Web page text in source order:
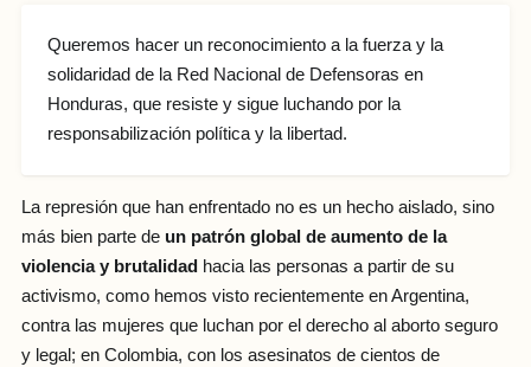
Queremos hacer un reconocimiento a la fuerza y la
solidaridad de la Red Nacional de Defensoras en
Honduras, que resiste y sigue luchando por la
responsabilización política y la libertad.
La represión que han enfrentado no es un hecho aislado, sino
más bien parte de un patrón global de aumento de la
violencia y brutalidad hacia las personas a partir de su
activismo, como hemos visto recientemente en Argentina,
contra las mujeres que luchan por el derecho al aborto seguro
y legal; en Colombia, con los asesinatos de cientos de